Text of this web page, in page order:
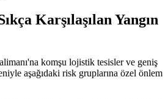
Karşılaşılan Yangın
komşu lojistik tesisler ve geniş
aşağıdaki risk gruplarına özel önlem